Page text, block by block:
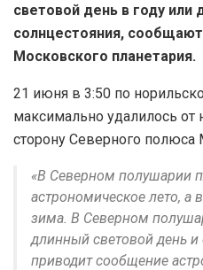
световой день в году или
солнцестояния,
Московского планетария.
21 июня в 3:50 по
максимально удалилось от
сторону Северного полюса
«В Северном полушарии
астрономическое лето,
зима. В Северном
длинный световой день и
приводит сообщение